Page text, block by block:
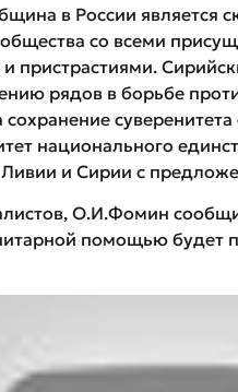
в России является
со всеми
пристрастиями.
рядов в борьбе
национального
и Сирии с
О.И.Фомин
помощью будет